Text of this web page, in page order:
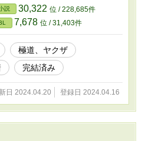
れた二択に、俺は迷うことを許さ
いんだ選手権優勝候補、白です。
受けです。 短編を目指していま
説 30,322 位 / 228,685件
7,678 位 / 31,403件
極道、ヤクザ
完結済み
日 2024.04.20 登録日 2024.04.16